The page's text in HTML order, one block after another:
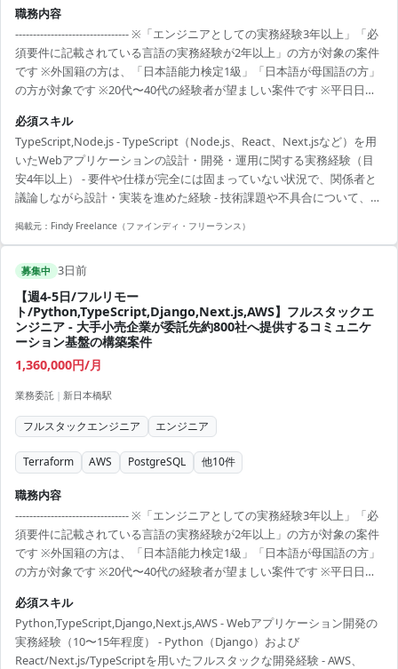
職務内容
-------------------------------- ※「エンジニアとしての実務経験3年以上」「必
須要件に記載されている言語の実務経験が2年以上」の方が対象の案件
です ※外国籍の方は、「日本語能力検定1級」「日本語が母国語の方」
の方が対象です ※20代〜40代の経験者が望ましい案件です ※平日日中
いる方は、直接ご連絡いただいた方がスムーズです ----------------------------
---- - AI音声プロダクトにおけるフロントエンドとバックエンドの設
計、開発、運用 - TypeScriptを中心としたWebアプリケー...
必須スキル
TypeScript,Node.js - TypeScript（Node.js、React、Next.jsなど）を用
いたWebアプリケーションの設計・開発・運用に関する実務経験（目
安4年以上） - 要件や仕様が完全には固まっていない状況で、関係者と
議論しながら設計・実装を進めた経験 - 技術課題や不具合について、原
ラウド環境を利用したチーム開発経験 - コードレビューや設計レビュー
掲載元： Findy Freelance（ファインディ・フリーランス）
募集中 3日前
【週4-5日/フルリモー
ト/Python,TypeScript,Django,Next.js,AWS】フルスタックエ
ンジニア - 大手小売企業が委託先約800社へ提供するコミュニケ
ーション基盤の構築案件
1,360,000円/月
業務委託 | 新日本橋駅
フルスタックエンジニア エンジニア
Terraform AWS PostgreSQL 他10件
職務内容
-------------------------------- ※「エンジニアとしての実務経験3年以上」「必
須要件に記載されている言語の実務経験が2年以上」の方が対象の案件
です ※外国籍の方は、「日本語能力検定1級」「日本語が母国語の方」
の方が対象です ※20代〜40代の経験者が望ましい案件です ※平日日中
いる方は、直接ご連絡いただいた方がスムーズです ----------------------------
---- 大手小売企業が委託先約800社に提供するコミュニケーション基盤
の設計・開発・運用業務。 【具体的な業務内容】 - Python（...
必須スキル
Python,TypeScript,Django,Next.js,AWS - Webアプリケーション開発の
実務経験（10〜15年程度） - Python（Django）および
React/Next.js/TypeScriptを用いたフルスタックな開発経験 - AWS、